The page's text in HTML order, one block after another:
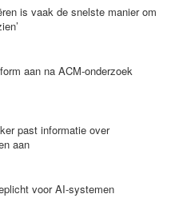
is vaak de snelste manier om
aan na ACM-onderzoek
past informatie over
aan
voor AI-systemen